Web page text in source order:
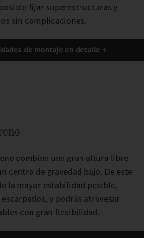
fijar superestructuras y
sin complicaciones.
de montaje en detalle
combina una gran altura libre
centro de gravedad bajo. De este
la mayor estabilidad posible,
y podrás atravesar
con gran flexibilidad.